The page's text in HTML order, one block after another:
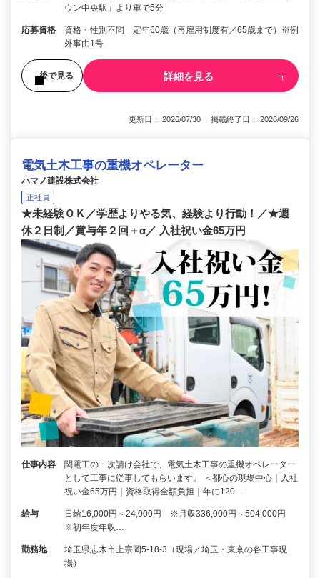
ウン中央駅」より車で5分
応募資格
資格・性別不問 定年60歳（再雇用制度有／65歳まで）※例
外事由1号
後で見る 詳細を見る
更新日： 2026/07/30 掲載終了日： 2026/09/26
電気土木工事の重機オペレーター
ハマノ建設株式会社
正社員
★未経験ＯＫ／学歴よりやる気、経験より行動！／★週
休２日制／賞与年２回＋α／ 入社祝い金65万円
仕事内容
関電工の一次請け会社で、電気土木工事の重機オペレーター
として工事に従事してもらいます。 ＜都心の現場中心｜入社
祝い金65万円｜資格取得全額負担｜年に120…
給与
日給16,000円～24,000円 ※月収336,000円～504,000円
※初年度年収…
勤務地
埼玉県志木市上宗岡5-18-3（現場／埼玉・東京の各工事現
場）